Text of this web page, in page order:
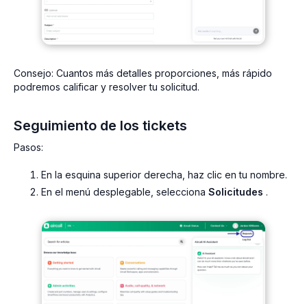
Consejo: Cuantos más detalles proporciones, más rápido
podremos calificar y resolver tu solicitud.
Seguimiento de los tickets
Pasos:
En la esquina superior derecha, haz clic en tu nombre.
En el menú desplegable, selecciona Solicitudes .